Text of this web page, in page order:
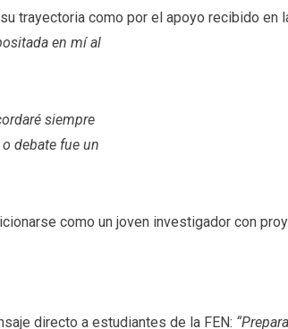
trayectoria como por el apoyo recibido en
en mí al
siempre
debate fue un
como un joven investigador con
directo a estudiantes de la FEN: